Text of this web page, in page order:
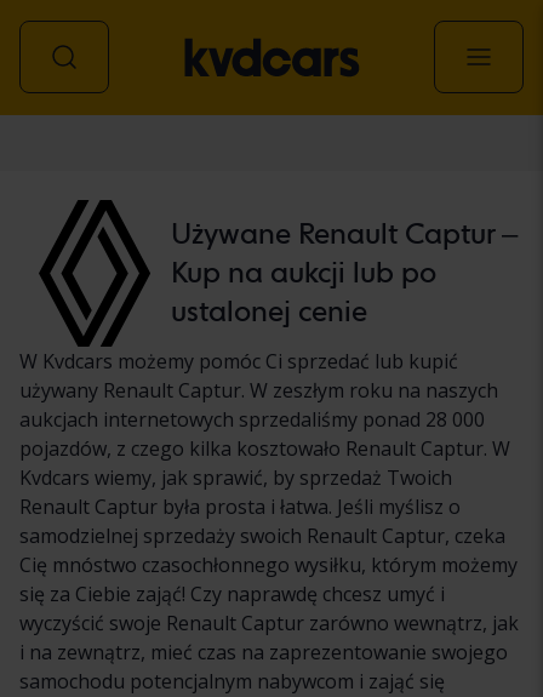
Używane Renault Captur –
Kup na aukcji lub po
ustalonej cenie
W Kvdcars możemy pomóc Ci sprzedać lub kupić
używany Renault Captur. W zeszłym roku na naszych
aukcjach internetowych sprzedaliśmy ponad 28 000
pojazdów, z czego kilka kosztowało Renault Captur. W
Kvdcars wiemy, jak sprawić, by sprzedaż Twoich
Renault Captur była prosta i łatwa. Jeśli myślisz o
samodzielnej sprzedaży swoich Renault Captur, czeka
Cię mnóstwo czasochłonnego wysiłku, którym możemy
się za Ciebie zająć! Czy naprawdę chcesz umyć i
wyczyścić swoje Renault Captur zarówno wewnątrz, jak
i na zewnątrz, mieć czas na zaprezentowanie swojego
samochodu potencjalnym nabywcom i zająć się